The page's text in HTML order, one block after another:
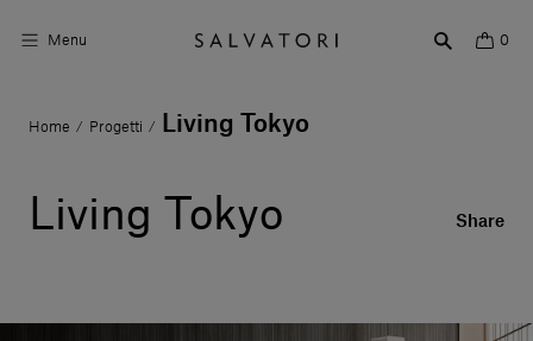
Menu 0
Superfici
Arredo casa
Home / Progetti / Living Tokyo
Living Tokyo Share